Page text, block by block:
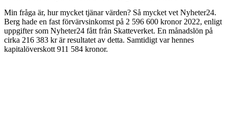
Min fråga är, hur mycket tjänar värden? Så mycket vet Nyheter24.
Berg hade en fast förvärvsinkomst på 2 596 600 kronor 2022, enligt
uppgifter som Nyheter24 fått från Skatteverket. En månadslön på
cirka 216 383 kr är resultatet av detta. Samtidigt var hennes
kapitalöverskott 911 584 kronor.